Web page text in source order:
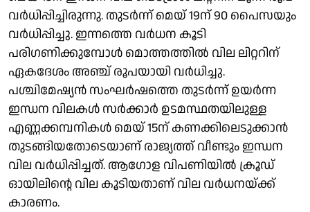
വർധിപ്പിച്ചിരുന്നു. തുടർന്ന് മെയ് 19ന് 90 പൈസയും
വർധിപ്പിച്ചു. ഇന്നത്തെ വർധന കൂടി
പരിഗണിക്കുമ്പോൾ മൊത്തത്തിൽ വില ലിറ്ററിന്
ഏകദേശം അഞ്ച് രൂപയായി വർധിച്ചു.
പശ്ചിമേഷ്യൻ സംഘർഷത്തെ തുടർന്ന് ഉയർന്ന
ഇന്ധന വിലകൾ സർക്കാർ ഉടമസ്ഥതയിലുള്ള
എണ്ണക്കമ്പനികൾ മെയ് 15ന് കണക്കിലെടുക്കാൻ
തുടങ്ങിയതോടെയാണ് രാജ്യത്ത് വീണ്ടും ഇന്ധന
വില വർധിപ്പിച്ചത്. ആഗോള വിപണിയിൽ ക്രൂഡ്
ഓയിലിൻ്റെ വില കൂടിയതാണ് വില വർധനയ്ക്ക്
കാരണം.